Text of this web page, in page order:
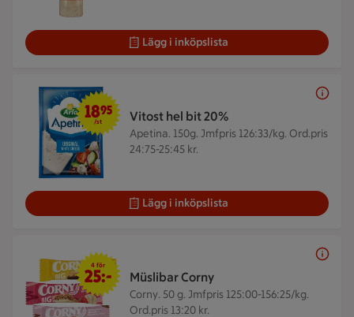
Lägg i inköpslista
Vitost hel bit 20%
Apetina. 150g. Jmfpris 126:33/kg. Ord.pris
24:75-25:45 kr.
18,95 kr/st
1895
/st
Lägg i inköpslista
Müslibar Corny
Corny. 50 g. Jmfpris 125:00-156:25/kg.
Ord.pris 13:20 kr.
4 för 25 kr
4 för
25:-